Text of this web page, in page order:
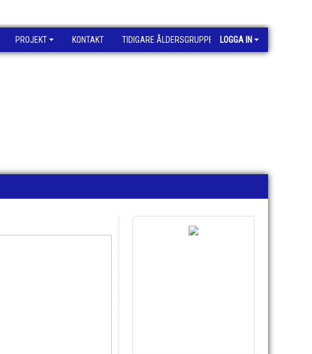
PROJEKT KONTAKT TIDIGARE ÅLDERSGRUPPER LOGGA IN